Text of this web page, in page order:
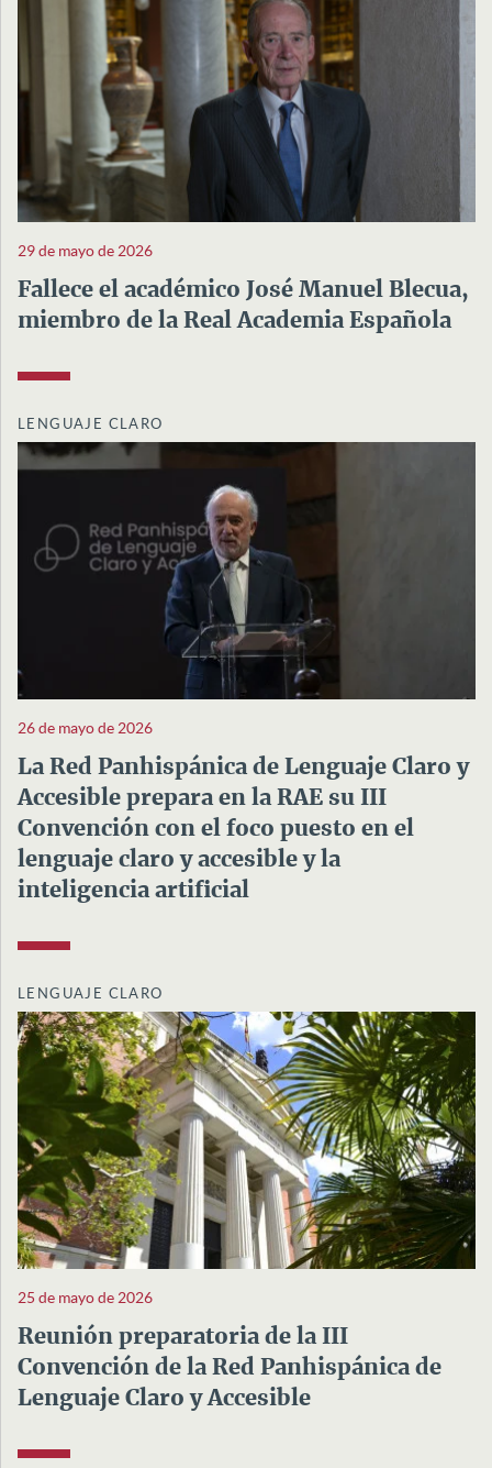
29 de mayo de 2026
Fallece el académico José Manuel Blecua,
miembro de la Real Academia Española
LENGUAJE CLARO
26 de mayo de 2026
La Red Panhispánica de Lenguaje Claro y
Accesible prepara en la RAE su III
Convención con el foco puesto en el
lenguaje claro y accesible y la
inteligencia artificial
LENGUAJE CLARO
25 de mayo de 2026
Reunión preparatoria de la III
Convención de la Red Panhispánica de
Lenguaje Claro y Accesible